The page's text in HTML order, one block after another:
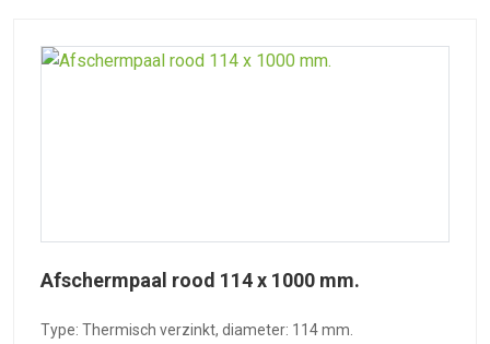
Afschermpaal rood 114 x 1000 mm.
Type: Thermisch verzinkt, diameter: 114 mm.